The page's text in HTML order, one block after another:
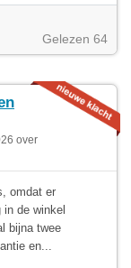
Gelezen 64
over
omdat er
in de winkel
bijna twee
en...